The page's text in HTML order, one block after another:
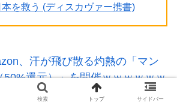
を救う (ディスカヴァー携書)
、汗が飛び散る灼熱の「マン
50%還元）」を開催ｗｗｗｗｗｗ
検索 トップ サイドバー